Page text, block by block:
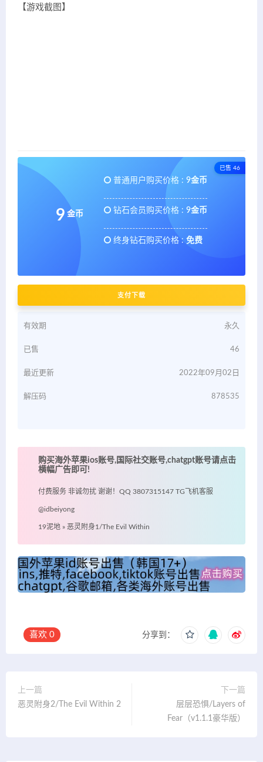
【游戏截图】
已售 46
9 金币
普通用户购买价格 : 9金币
钻石会员购买价格 : 9金币
终身钻石购买价格 : 免费
支付下载
有效期 永久
已售 46
最近更新 2022年09月02日
解压码 878535
购买海外苹果ios账号,国际社交账号,chatgpt账号请点击
横幅广告即可!
付费服务 非诚勿扰 谢谢！QQ 3807315147 TG飞机客服
@idbeiyong
19泥地 » 恶灵附身1/The Evil Within
喜欢 0 分享到：
上一篇
恶灵附身2/The Evil Within 2
下一篇
层层恐惧/Layers of
Fear（v1.1.1豪华版）